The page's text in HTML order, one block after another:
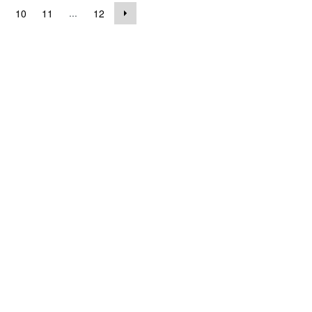
10 11 ... 12